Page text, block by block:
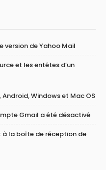
version de Yahoo Mail
et les entêtes d’un
Android, Windows et Mac OS
Gmail a été désactivé
la boîte de réception de